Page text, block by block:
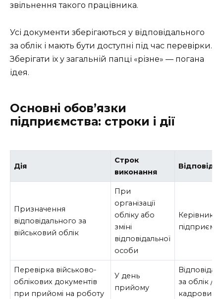
звільнення такого працівника.
Усі документи зберігаються у відповідального
за облік і мають бути доступні під час перевірки.
Зберігати їх у загальній папці «різне» — погана
ідея.
Основні обов’язки
підприємства: строки і дії
Дія
Строк
виконання
Призначення
відповідального за
військовий облік
При
організації
обліку або
зміні
відповідальної
особи
Керівник
Перевірка військово-
облікових документів
при прийомі на роботу
У день
прийому
за облік /
кадровик